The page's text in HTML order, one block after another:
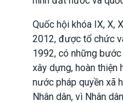
Quốc hội khóa IX, X,
2012, được tổ chức
1992, có những
xây dựng, hoàn thiện
nước pháp quyền xã
Nhân dân, vì Nhân